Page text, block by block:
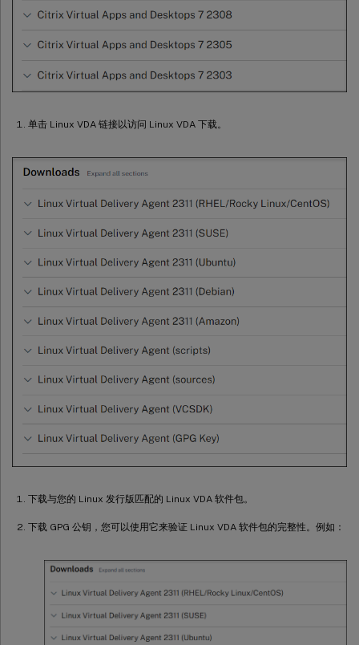
单击 Linux VDA 链接以访问 Linux VDA 下载。
下载与您的 Linux 发行版匹配的 Linux VDA 软件包。
下载 GPG 公钥，您可以使用它来验证 Linux VDA 软件包的完整性。例如：